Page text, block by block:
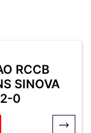
RCCB
SINOVA
0